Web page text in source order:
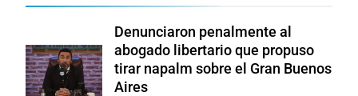
Denunciaron penalmente al
abogado libertario que propuso
tirar napalm sobre el Gran Buenos
Aires